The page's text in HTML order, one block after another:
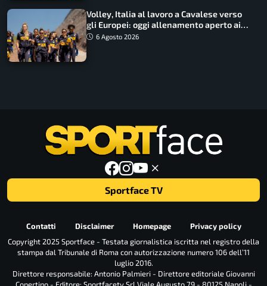
Volley, Italia al lavoro a Cavalese verso
gli Europei: oggi allenamento aperto ai
tifosi
6 Agosto 2026
Sportface TV
Contatti Disclaimer Homepage
Privacy policy
Copyright 2025 Sportface - Testata giornalistica iscritta nel registro della
stampa dal Tribunale di Roma con autorizzazione numero 106 dell’11
luglio 2016.
Direttore responsabile: Antonio Palmieri - Direttore editoriale Giovanni